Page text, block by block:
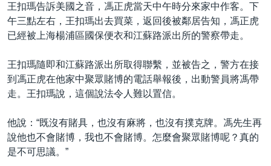
美國透視
建國史話
其他語言網站
王扣瑪告訴美國之音，馮正虎當天中午時分來家中作客。下
午三點左右，王扣瑪出去買菜，返回後被鄰居告知，馮正虎
已經被上海楊浦區國保便衣和江蘇路派出所的警察帶走。
王扣瑪隨即和江蘇路派出所取得聯繫，並被告之，警方在接
到馮正虎在他家中聚眾賭博的電話舉報後，出動警員將馮帶
走。王扣瑪說，這個說法令人難以置信。
他說：“既沒有賭具，也沒有麻將，也沒有撲克牌。馮先生再
說他也不會賭博，我也不會賭博。怎麼會聚眾賭博呢？真的
是不可思議。”